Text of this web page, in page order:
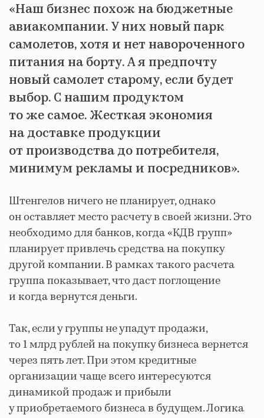
«Наш бизнес похож на бюджетные
авиакомпании. У них новый парк
самолетов, хотя и нет навороченного
питания на борту. А я предпочту
новый самолет старому, если будет
выбор. С нашим продуктом
то же самое. Жесткая экономия
на доставке продукции
от производства до потребителя,
минимум рекламы и посредников».
Штенгелов ничего не планирует, однако
он оставляет место расчету в своей жизни. Это
необходимо для банков, когда «КДВ групп»
планирует привлечь средства на покупку
другой компании. В рамках такого расчета
группа показывает, что даст поглощение
и когда вернутся деньги.
Так, если у группы не упадут продажи,
то 1 млрд рублей на покупку бизнеса вернется
через пять лет. При этом кредитные
организации чаще всего интересуются
динамикой продаж и прибыли
у приобретаемого бизнеса в будущем. Логика